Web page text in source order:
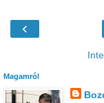
‹
Magamról